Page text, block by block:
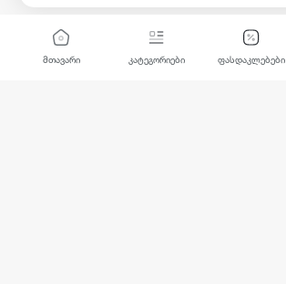
მთავარი კატეგორიები ფასდაკლებები